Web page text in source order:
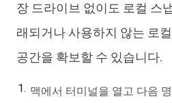
장 드라이브 없이도 로컬 스
래되거나 사용하지 않는 로
공간을 확보할 수 있습니다.
맥에서 터미널을 열고 다음